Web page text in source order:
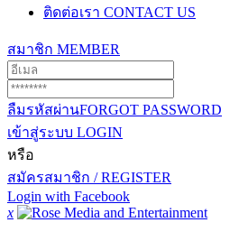
ติดต่อเรา CONTACT US
สมาชิก MEMBER
ลืมรหัสผ่านFORGOT PASSWORD
เข้าสู่ระบบ LOGIN
หรือ
สมัครสมาชิก / REGISTER
Login with Facebook
x